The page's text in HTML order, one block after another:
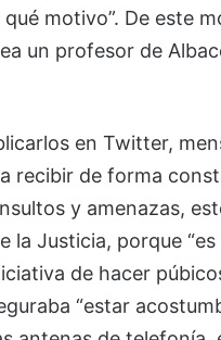
motivo”. De este
un profesor de
en Twitter,
recibir de forma
y amenazas,
Justicia, porque
de hacer
“estar